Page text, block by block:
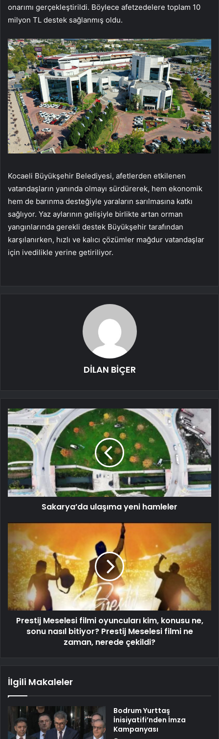
onarımı gerçekleştirildi. Böylece afetzedelere toplam 10
milyon TL destek sağlanmış oldu.
Kocaeli Büyükşehir Belediyesi, afetlerden etkilenen
vatandaşların yanında olmayı sürdürerek, hem ekonomik
hem de barınma desteğiyle yaraların sarılmasına katkı
sağlıyor. Yaz aylarının gelişiyle birlikte artan orman
yangınlarında gerekli destek Büyükşehir tarafından
karşılanırken, hızlı ve kalıcı çözümler mağdur vatandaşlar
için ivedilikle yerine getiriliyor.
DİLAN BİÇER
Sakarya’da ulaşıma yeni hamleler
Prestij Meselesi filmi oyuncuları kim, konusu ne,
sonu nasıl bitiyor? Prestij Meselesi filmi ne
zaman, nerede çekildi?
İlgili Makaleler
Bodrum Yurttaş
İnisiyatifi’nden İmza
Kampanyası